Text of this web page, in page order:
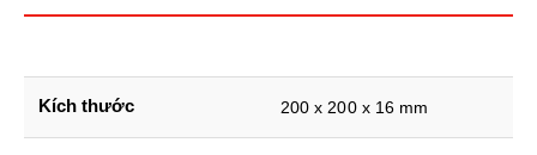
Kích thước 200 x 200 x 16 mm